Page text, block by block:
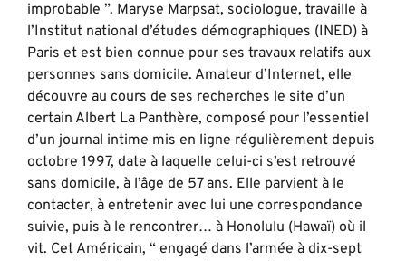
improbable ”. Maryse Marpsat, sociologue, travaille à
l’Institut national d’études démographiques (INED) à
Paris et est bien connue pour ses travaux relatifs aux
personnes sans domicile. Amateur d’Internet, elle
découvre au cours de ses recherches le site d’un
certain Albert La Panthère, composé pour l’essentiel
d’un journal intime mis en ligne régulièrement depuis
octobre 1997, date à laquelle celui-ci s’est retrouvé
sans domicile, à l’âge de 57 ans. Elle parvient à le
contacter, à entretenir avec lui une correspondance
suivie, puis à le rencontrer… à Honolulu (Hawaï) où il
vit. Cet Américain, “ engagé dans l’armée à dix-sept